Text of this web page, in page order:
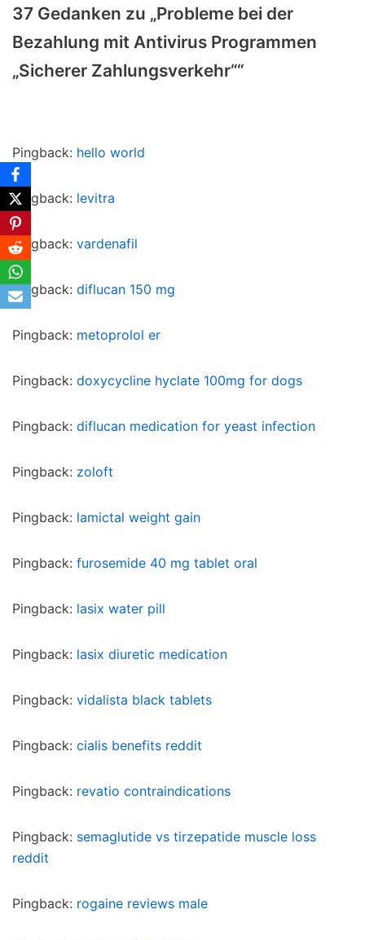
37 Gedanken zu „Probleme bei der
Bezahlung mit Antivirus Programmen
„Sicherer Zahlungsverkehr““
Pingback: hello world
Pingback: levitra
Pingback: vardenafil
Pingback: diflucan 150 mg
Pingback: metoprolol er
Pingback: doxycycline hyclate 100mg for dogs
Pingback: diflucan medication for yeast infection
Pingback: zoloft
Pingback: lamictal weight gain
Pingback: furosemide 40 mg tablet oral
Pingback: lasix water pill
Pingback: lasix diuretic medication
Pingback: vidalista black tablets
Pingback: cialis benefits reddit
Pingback: revatio contraindications
Pingback: semaglutide vs tirzepatide muscle loss
reddit
Pingback: rogaine reviews male